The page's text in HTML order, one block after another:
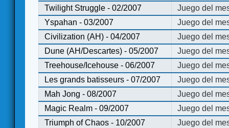
Twilight Struggle - 02/2007
Juego del
Yspahan - 03/2007
Juego del
Civilization (AH) - 04/2007
Juego del
Dune (AH/Descartes) - 05/2007
Juego del
Treehouse/Icehouse - 06/2007
Juego del
Les grands batisseurs - 07/2007
Juego del
Mah Jong - 08/2007
Juego del
Magic Realm - 09/2007
Juego del
Triumph of Chaos - 10/2007
Juego del